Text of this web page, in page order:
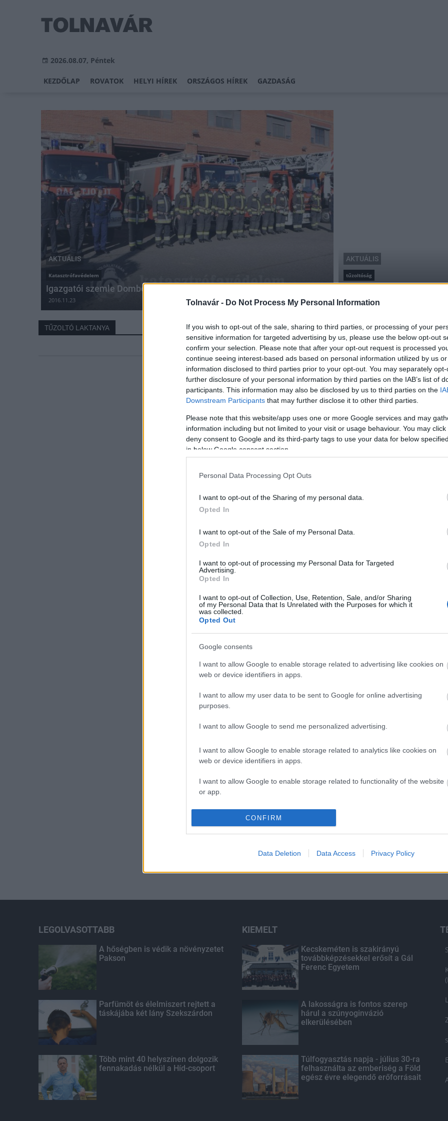
Tolnavár - Do Not Process My Personal Information
If you wish to opt-out of the sale, sharing to third parties, or processing of your
sensitive information for targeted advertising by us, please use the below opt-out
confirm your selection. Please note that after your opt-out request is processed
continue seeing interest-based ads based on personal information utilized by us
information disclosed to third parties prior to your opt-out. You may separately
further disclosure of your personal information by third parties on the IAB’s list of
participants. This information may also be disclosed by us to third parties on the
Downstream Participants that may further disclose it to other third parties.
Please note that this website/app uses one or more Google services and may
information including but not limited to your visit or usage behaviour. You may
deny consent to Google and its third-party tags to use your data for below
in below Google consent section.
Personal Data Processing Opt Outs
I want to opt-out of the Sharing of my personal data.
Opted In
I want to opt-out of the Sale of my Personal Data.
Opted In
I want to opt-out of processing my Personal Data for Targeted
Advertising.
Opted In
I want to opt-out of Collection, Use, Retention, Sale, and/or Sharing
of my Personal Data that Is Unrelated with the Purposes for which it
was collected.
Opted Out
Google consents
I want to allow Google to enable storage related to advertising like cookies on
web or device identifiers in apps.
I want to allow my user data to be sent to Google for online advertising
purposes.
I want to allow Google to send me personalized advertising.
I want to allow Google to enable storage related to analytics like cookies on
web or device identifiers in apps.
I want to allow Google to enable storage related to functionality of the website
or app.
I want to allow Google to enable storage related to personalization.
I want to allow Google to enable storage related to security, including
CONFIRM
Data Deletion Data Access Privacy Policy
2026.08.07, Péntek
KEZDŐLAP ROVATOK HELYI HÍREK ORSZÁGOS HÍREK GAZDASÁG
AKTUÁLIS
Katasztrófavédelem
Igazgatói szemle Dombóváron
2016.11.23
AKTUÁLIS
tűzoltóság
Sok gyermek álma vált
2016.05.31
TŰZOLTÓ LAKTANYA
LEGOLVASOTTABB
A hőségben is védik a növényzetet
Pakson
Parfümöt és élelmiszert rejtett a
táskájába két lány Szekszárdon
Több mint 40 helyszínen dolgozik
fennakadás nélkül a Híd-csoport
KIEMELT
Kecskeméten is szakirányú
továbbképzésekkel erősít a Gál
Ferenc Egyetem
A lakosságra is fontos szerep
hárul a szúnyoginvázió
elkerülésében
Túlfogyasztás napja - július 30-ra
felhasználta az emberiség a Föld
egész évre elegendő erőforrásait